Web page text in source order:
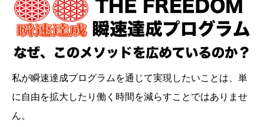
私が瞬速達成プログラムを通じて実現したいことは、単
に自由を拡大したり働く時間を減らすことではありませ
ん。